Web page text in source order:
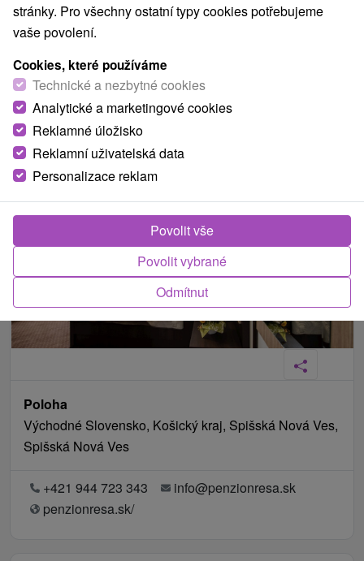
Poloha
Východné Slovensko, Košický kraj, Spišská Nová Ves,
Spišská Nová Ves
+421 944 723 343
info@penzionresa.sk
penzionresa.sk/
stránky. Pro všechny ostatní typy cookies potřebujeme
vaše povolení.
Cookies, které používáme
Technické a nezbytné cookies
Analytické a marketingové cookies
Reklamné úložisko
Reklamní uživatelská data
Personalizace reklam
Odmítnut
Povolit vybrané
Povolit vše